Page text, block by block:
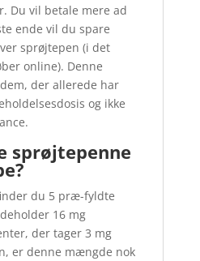
Du vil betale mere ad
ende vil du spare
sprøjtepen (i det
online). Denne
der allerede har
og ikke
sprøjtepenne
du 5 præ-fyldte
16 mg
der tager 3 mg
er denne mængde nok